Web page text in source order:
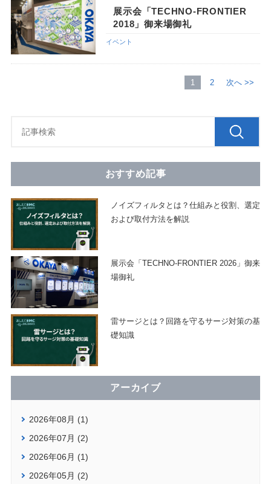
展示会「TECHNO-FRONTIER
2018」御来場御礼
イベント
1 2 次へ >>
おすすめ記事
ノイズフィルタとは？仕組みと役割、選定
および取付方法を解説
展示会「TECHNO-FRONTIER 2026」御来
場御礼
雷サージとは？回路を守るサージ対策の基
礎知識
アーカイブ
2026年08月 (1)
2026年07月 (2)
2026年06月 (1)
2026年05月 (2)